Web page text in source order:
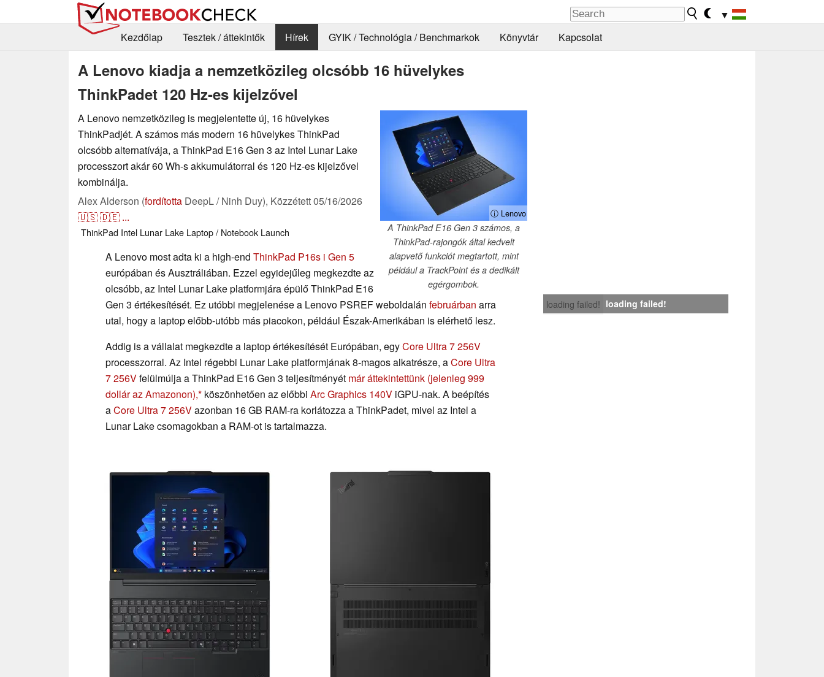
▼
Kezdőlap
Tesztek / áttekintők Hírek GYIK / Technológia / Benchmarkok Könyvtár Kapcsolat
A Lenovo kiadja a nemzetközileg olcsóbb 16 hüvelykes
ThinkPadet 120 Hz-es kijelzővel
ⓘ Lenovo
A ThinkPad E16 Gen 3 számos, a
ThinkPad-rajongók által kedvelt
alapvető funkciót megtartott, mint
például a TrackPoint és a dedikált
egérgombok.
A Lenovo nemzetközileg is megjelentette új, 16 hüvelykes
ThinkPadjét. A számos más modern 16 hüvelykes ThinkPad
olcsóbb alternatívája, a ThinkPad E16 Gen 3 az Intel Lunar Lake
processzort akár 60 Wh-s akkumulátorral és 120 Hz-es kijelzővel
kombinálja.
Alex Alderson (fordította DeepL / Ninh Duy), Közzétett05/16/2026
🇺🇸🇩🇪 ...
ThinkPad Intel Lunar Lake Laptop / Notebook Launch
loading failed! loading failed!
A Lenovo most adta ki a high-end ThinkPad P16s i Gen 5
európában és Ausztráliában. Ezzel egyidejűleg megkezdte az
olcsóbb, az Intel Lunar Lake platformjára épülő ThinkPad E16
Gen 3 értékesítését. Ez utóbbi megjelenése a Lenovo PSREF weboldalán februárban arra
utal, hogy a laptop előbb-utóbb más piacokon, például Észak-Amerikában is elérhető lesz.
Addig is a vállalat megkezdte a laptop értékesítését Európában, egyCore Ultra 7 256V
processzorral. Az Intel régebbi Lunar Lake platformjának 8-magos alkatrésze, aCore Ultra
7 256Vfelülmúlja a ThinkPad E16 Gen 3 teljesítményét már áttekintettünk (jelenleg 999
dollár az Amazonon), köszönhetően az előbbi Arc Graphics 140V iGPU-nak. A beépítés
aCore Ultra 7 256Vazonban 16 GB RAM-ra korlátozza a ThinkPadet, mivel az Intel a
Lunar Lake csomagokban a RAM-ot is tartalmazza.